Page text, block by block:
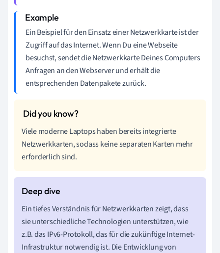
Ein Beispiel für den Einsatz einer Netzwerkkarte ist der
Zugriff auf das Internet. Wenn Du eine Webseite
besuchst, sendet die Netzwerkkarte Deines Computers
Anfragen an den Webserver und erhält die
entsprechenden Datenpakete zurück.
Viele moderne Laptops haben bereits integrierte
Netzwerkkarten, sodass keine separaten Karten mehr
erforderlich sind.
Ein tiefes Verständnis für Netzwerkkarten zeigt, dass
sie unterschiedliche Technologien unterstützen, wie
z.B. das IPv6-Protokoll, das für die zukünftige Internet-
Infrastruktur notwendig ist. Die Entwicklung von